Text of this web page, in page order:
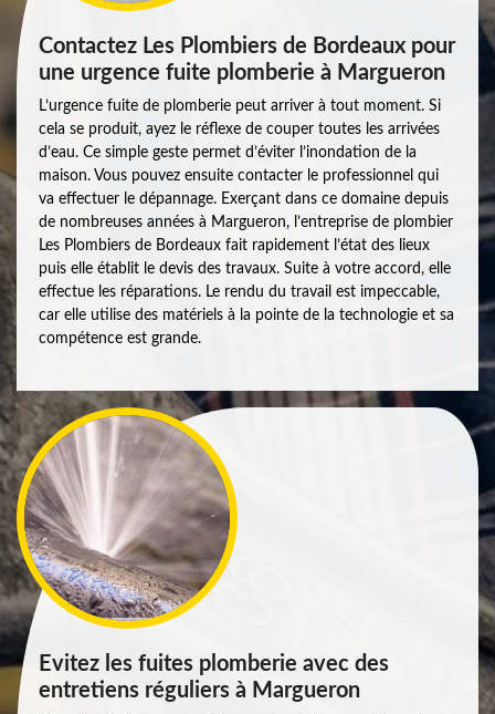
Contactez Les Plombiers de Bordeaux pour
une urgence fuite plomberie à Margueron
L’urgence fuite de plomberie peut arriver à tout moment. Si
cela se produit, ayez le réflexe de couper toutes les arrivées
d’eau. Ce simple geste permet d’éviter l’inondation de la
maison. Vous pouvez ensuite contacter le professionnel qui
va effectuer le dépannage. Exerçant dans ce domaine depuis
de nombreuses années à Margueron, l’entreprise de plombier
Les Plombiers de Bordeaux fait rapidement l’état des lieux
puis elle établit le devis des travaux. Suite à votre accord, elle
effectue les réparations. Le rendu du travail est impeccable,
car elle utilise des matériels à la pointe de la technologie et sa
compétence est grande.
Evitez les fuites plomberie avec des
entretiens réguliers à Margueron